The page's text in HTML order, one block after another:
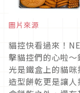
圖片來源
貓控快看過來！
擊貓控們的心啦～
光是鐵盒上的貓
造型餅乾更是讓